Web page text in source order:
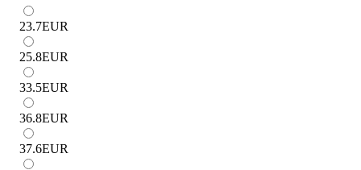
23.7EUR
25.8EUR
33.5EUR
36.8EUR
37.6EUR